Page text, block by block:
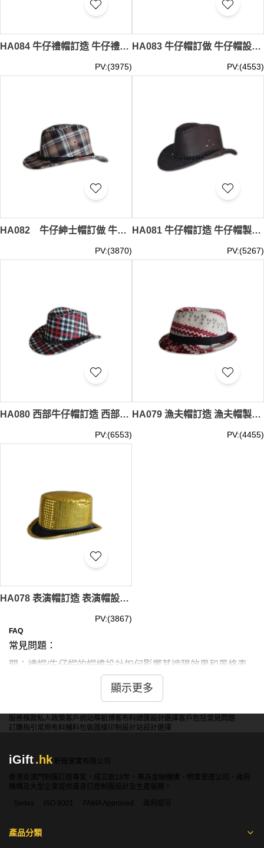
HA084 牛仔禮帽訂造 牛仔禮帽製作 牛仔禮帽供應商hk
PV:(3975)
HA083 牛仔帽訂做 牛仔帽設計 牛仔帽網上訂造 墨西哥帽
PV:(4553)
HA082 牛仔紳士帽訂做 牛仔紳士帽度身訂造 牛仔紳士帽網上訂購
PV:(3870)
HA081 牛仔帽訂造 牛仔帽製造商hk 牛仔帽網上訂做
PV:(5267)
HA080 西部牛仔帽訂造 西部牛仔帽批發商HK
PV:(6553)
HA079 漁夫帽訂造 漁夫帽製作 漁夫帽網上訂購
PV:(4455)
HA078 表演帽訂造 表演帽設計 表演帽製造商hk
PV:(3867)
FAQ
常見問題：
問：禮帽/牛仔帽的帽檐設計如何影響其遮陽效果和風格表
答：寬檐提供更好遮陽但可能顯得誇張。窄檐時尚簡約但遮
人風格，考慮使用場合和面部特徵。
問：不同材質的禮帽/牛仔帽在透氣性和保型性上有何差
異？
答：羊毛氈保型好但透氣性較差。棉質透氣舒適但易變形。
草編透氣但耐用性較低。選擇需考慮季節、使用頻率和個人
顯示更多
服務條款私人政策客戶 網站導航博客布料總匯設計選擇客戶包括常見問題
訂購指引 常用布料輔料包裝 圖樣印制 設計站設計選擇
iGift.hk
軒龍實業有限公司
香港及澳門制服訂造專家，成立逾18年，專為金融機構、物業管理公司、政府
機構及大型企業提供度身訂造制服設計及生產服務。
Sedex
ISO 9001 FAMA Approved 政府認可
產品分類